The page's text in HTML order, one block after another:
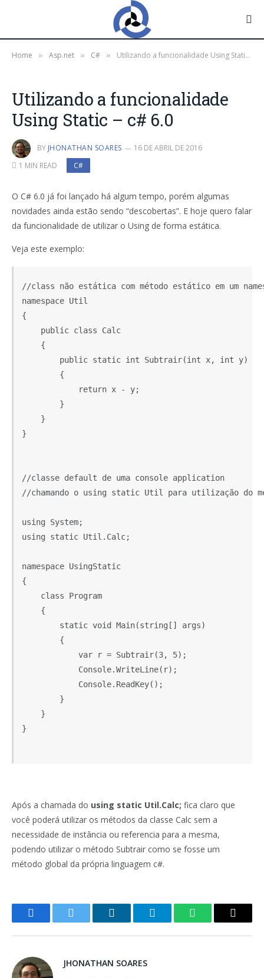
Home » Asp.net » C# » Utilizando a funcionalidade Using Static – c# 6.0
Utilizando a funcionalidade
Using Static – c# 6.0
BY JHONATHAN SOARES
16 DE ABRIL DE 2016
1 MIN READ
C#
O C# 6.0 já foi lançado há algum tempo, porém algumas
novidades ainda estão sendo “descobertas”. E hoje quero falar
da funcionalidade de utilizar o Using de forma estática.
Veja este exemplo:
//class não estática com método estático em um
namespace Util
{
    public class Calc
    {
        public static int Subtrair(int x, int y)
        {
            return x - y;
        }
    }
}
//classe default de uma console application
//chamando o using static Util para utilização do
using System;
using static Util.Calc;
namespace UsingStatic
{
    class Program
    {
        static void Main(string[] args)
        {
            var r = Subtrair(3, 5);
            Console.WriteLine(r);
            Console.ReadKey();
        }
    }
}
Após a chamada do using static Util.Calc; fica claro que
você poderá utilizar os métodos da classe Calc sem a
necessidade de instância ou referencia para a mesma,
podendo utilizar o método Subtrair como se fosse um
método global da própria linguagem c#.
FacebookTwitter LinkedInTelegramWhatsAppCopy
JHONATHAN SOARES